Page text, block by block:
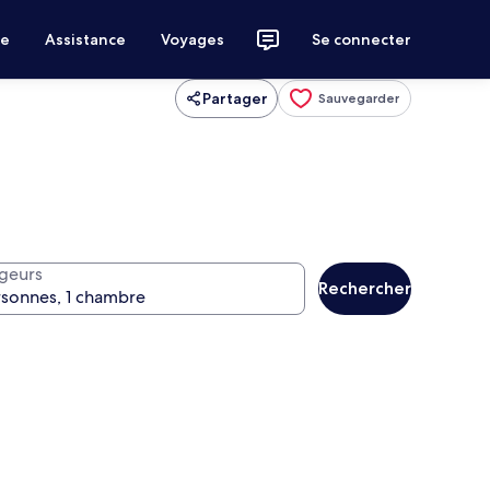
Assistance Voyages Se connecter
Partager Sauvegarder
Rechercher